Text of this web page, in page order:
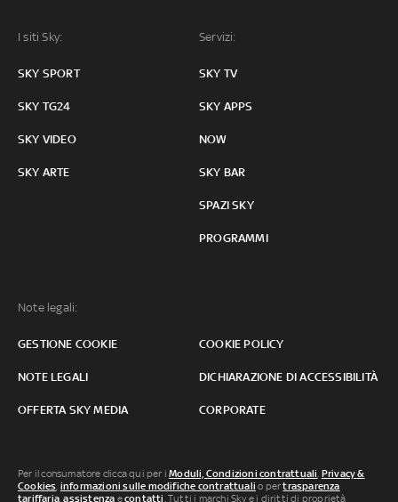
I siti Sky:
SKY SPORT
SKY TG24
SKY VIDEO
SKY ARTE
Servizi:
SKY TV
SKY APPS
NOW
SKY BAR
SPAZI SKY
PROGRAMMI
Note legali:
GESTIONE COOKIE COOKIE POLICY
NOTE LEGALI DICHIARAZIONE DI ACCESSIBILITÀ
OFFERTA SKY MEDIA CORPORATE
Per il consumatore clicca qui per iModuli, Condizioni contrattuali, Privacy &
Cookies, informazioni sulle modifiche contrattuali o pertrasparenza
tariffaria,assistenza econtatti. Tutti i marchi Sky e i diritti di proprietà